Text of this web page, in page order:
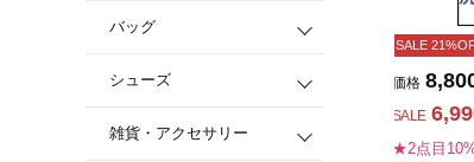
バッグ
シューズ
雑貨・アクセサリー
SALE
価格
SALE
★2点目